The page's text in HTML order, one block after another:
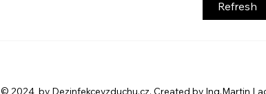
vám
Refresh
© 2024 by Dezinfekcevzduchu.cz. Created by Ing.Martin